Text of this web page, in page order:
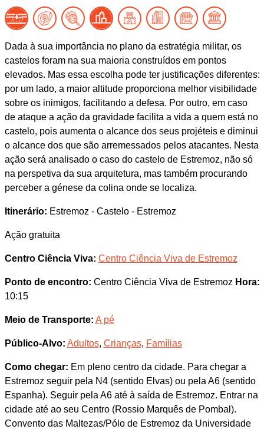
Dada à sua importância no plano da estratégia militar, os
castelos foram na sua maioria construídos em pontos
elevados. Mas essa escolha pode ter justificações diferentes:
por um lado, a maior altitude proporciona melhor visibilidade
sobre os inimigos, facilitando a defesa. Por outro, em caso
de ataque a ação da gravidade facilita a vida a quem está no
castelo, pois aumenta o alcance dos seus projéteis e diminui
o alcance dos que são arremessados pelos atacantes. Nesta
ação será analisado o caso do castelo de Estremoz, não só
na perspetiva da sua arquitetura, mas também procurando
perceber a génese da colina onde se localiza.
Itinerário: Estremoz - Castelo - Estremoz
Ação gratuita
Centro Ciência Viva: Centro Ciência Viva de Estremoz
Ponto de encontro: Centro Ciência Viva de Estremoz Hora:
10:15
Meio de Transporte: A pé
Público-Alvo: Adultos, Crianças, Famílias
Como chegar: Em pleno centro da cidade. Para chegar a
Estremoz seguir pela N4 (sentido Elvas) ou pela A6 (sentido
Espanha). Seguir pela A6 até à saída de Estremoz. Entrar na
cidade até ao seu Centro (Rossio Marquês de Pombal).
Convento das Maltezas/Pólo de Estremoz da Universidade